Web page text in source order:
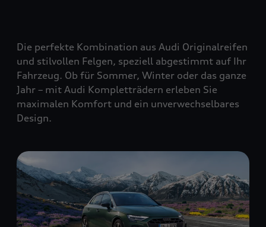
Die perfekte Kombination aus Audi Originalreifen
und stilvollen Felgen, speziell abgestimmt auf Ihr
Fahrzeug. Ob für Sommer, Winter oder das ganze
Jahr – mit Audi Kompletträdern erleben Sie
maximalen Komfort und ein unverwechselbares
Design.